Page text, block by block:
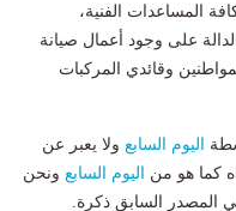
المساعدات الفنية،
على وجود أعمال صيانة
وقائدي المركبات
اليوم السابع ولا يعبر عن
كما هو من اليوم السابع ونحن
المصدر السابق ذكرة.